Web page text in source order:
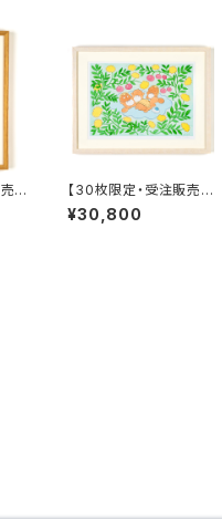
】
B
【30枚限定・受注販売】
ヒダカナオト 複製原画
C 「昼寝をするぼんやり
¥30,800